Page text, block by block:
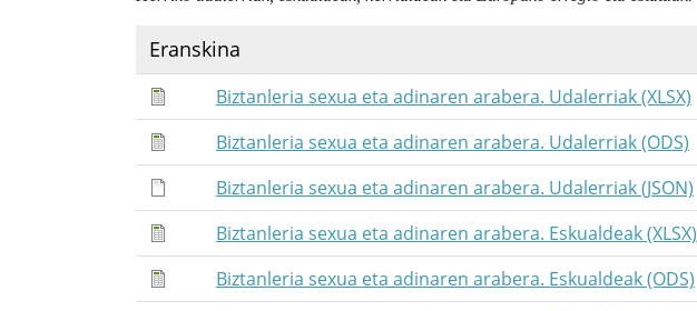
Eranskina
Biztanleria sexua eta adinaren arabera. Udalerriak (XLSX)
Biztanleria sexua eta adinaren arabera. Udalerriak (ODS)
Biztanleria sexua eta adinaren arabera. Udalerriak (JSON)
Biztanleria sexua eta adinaren arabera. Eskualdeak (XLSX)
Biztanleria sexua eta adinaren arabera. Eskualdeak (ODS)